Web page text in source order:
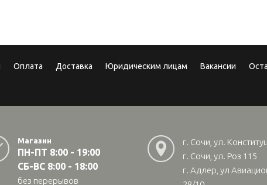
Оплата Доставка Юридическим лицам Вакансии
Магазин
ПН-ПТ 8:00 - 19:00
СБ-ВС 8:00 - 18:00
без перерывов
г. Сочи, ул.
г. Сочи, ул. Роз 115
г. Адлер, ул